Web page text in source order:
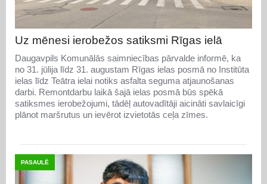
Uz mēnesi ierobežos satiksmi Rīgas ielā
Daugavpils Komunālās saimniecības pārvalde informē, ka
no 31. jūlija līdz 31. augustam Rīgas ielas posmā no Institūta
ielas līdz Teātra ielai notiks asfalta seguma atjaunošanas
darbi. Remontdarbu laikā šajā ielas posmā būs spēkā
satiksmes ierobežojumi, tādēļ autovadītāji aicināti savlaicīgi
plānot maršrutus un ievērot izvietotās ceļa zīmes.
PASAULĒ